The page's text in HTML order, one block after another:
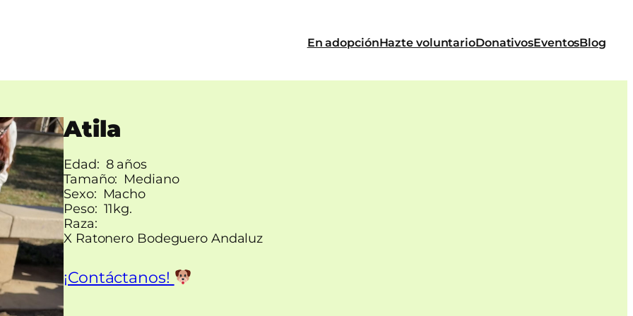
En adopciónHazte voluntarioDonativosEventosBlog
Atila
Edad: 8 años
Tamaño: Mediano
Sexo: Macho
Peso: 11kg.
Raza:
X Ratonero Bodeguero Andaluz
¡Contáctanos!